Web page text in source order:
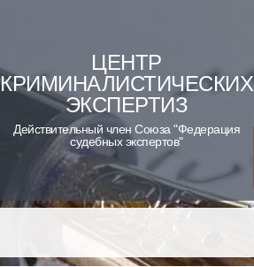
content
ЦЕНТР
КРИМИНАЛИСТИЧЕСКИХ
ЭКСПЕРТИЗ
Действительный член Союза "Федерация
судебных экспертов"